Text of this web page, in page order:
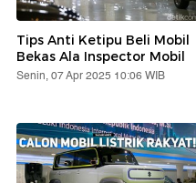
Tips Anti Ketipu Beli Mobil
Bekas Ala Inspector Mobil
Senin, 07 Apr 2025 10:06 WIB